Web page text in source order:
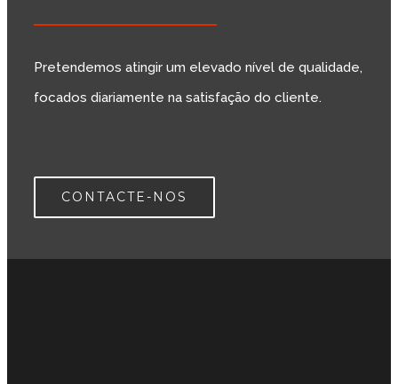
Pretendemos atingir um elevado nível de qualidade,
focados diariamente na satisfação do cliente.
CONTACTE-NOS